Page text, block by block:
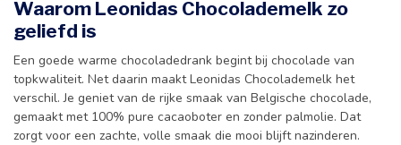
Waarom Leonidas Chocolademelk zo
geliefd is
Een goede warme chocoladedrank begint bij chocolade van
topkwaliteit. Net daarin maakt Leonidas Chocolademelk het
verschil. Je geniet van de rijke smaak van Belgische chocolade,
gemaakt met 100% pure cacaoboter en zonder palmolie. Dat
zorgt voor een zachte, volle smaak die mooi blijft nazinderen.